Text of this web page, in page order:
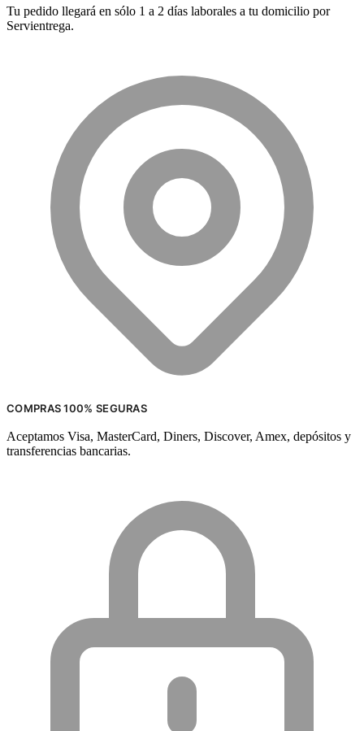
Tu pedido llegará en sólo 1 a 2 días laborales a tu domicilio por
Servientrega.
COMPRAS 100% SEGURAS
Aceptamos Visa, MasterCard, Diners, Discover, Amex, depósitos y
transferencias bancarias.